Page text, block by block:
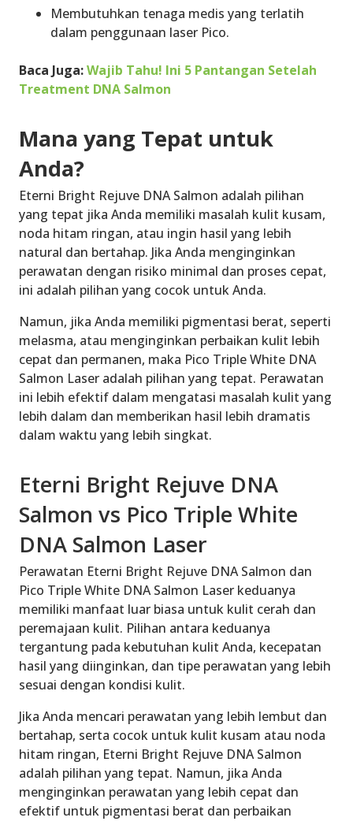
Membutuhkan tenaga medis yang terlatih
dalam penggunaan laser Pico.
Baca Juga:Wajib Tahu! Ini 5 Pantangan Setelah
Treatment DNA Salmon
Mana yang Tepat untuk
Anda?
Eterni Bright Rejuve DNA Salmon adalah pilihan
yang tepat jika Anda memiliki masalah kulit kusam,
noda hitam ringan, atau ingin hasil yang lebih
natural dan bertahap. Jika Anda menginginkan
perawatan dengan risiko minimal dan proses cepat,
ini adalah pilihan yang cocok untuk Anda.
Namun, jika Anda memiliki pigmentasi berat, seperti
melasma, atau menginginkan perbaikan kulit lebih
cepat dan permanen, maka Pico Triple White DNA
Salmon Laser adalah pilihan yang tepat. Perawatan
ini lebih efektif dalam mengatasi masalah kulit yang
lebih dalam dan memberikan hasil lebih dramatis
dalam waktu yang lebih singkat.
Eterni Bright Rejuve DNA
Salmon vs Pico Triple White
DNA Salmon Laser
Perawatan Eterni Bright Rejuve DNA Salmon dan
Pico Triple White DNA Salmon Laser keduanya
memiliki manfaat luar biasa untuk kulit cerah dan
peremajaan kulit. Pilihan antara keduanya
tergantung pada kebutuhan kulit Anda, kecepatan
hasil yang diinginkan, dan tipe perawatan yang lebih
sesuai dengan kondisi kulit.
Jika Anda mencari perawatan yang lebih lembut dan
bertahap, serta cocok untuk kulit kusam atau noda
hitam ringan, Eterni Bright Rejuve DNA Salmon
adalah pilihan yang tepat. Namun, jika Anda
menginginkan perawatan yang lebih cepat dan
efektif untuk pigmentasi berat dan perbaikan